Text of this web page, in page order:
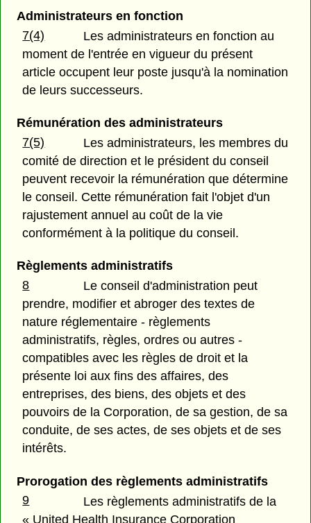
Administrateurs en fonction
7(4)
Les administrateurs en fonction au
moment de l'entrée en vigueur du présent
article occupent leur poste jusqu'à la nomination
de leurs successeurs.
Rémunération des administrateurs
7(5)
Les administrateurs, les membres du
comité de direction et le président du conseil
peuvent recevoir la rémunération que détermine
le conseil. Cette rémunération fait l'objet d'un
rajustement annuel au coût de la vie
conformément à la politique du conseil.
Règlements administratifs
8
Le conseil d'administration peut
prendre, modifier et abroger des textes de
nature réglementaire - règlements
administratifs, règles, ordres ou autres -
compatibles avec les règles de droit et la
présente loi aux fins des affaires, des
entreprises, des biens, des objets et des
pouvoirs de la Corporation, de sa gestion, de sa
conduite, de ses actes, de ses objets et de ses
intérêts.
Prorogation des règlements administratifs
9
Les règlements administratifs de la
« United Health Insurance Corporation